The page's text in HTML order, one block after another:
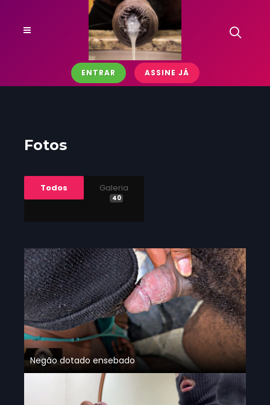
ENTRAR ASSINE JÁ
Fotos
Todos Galeria
40
Negão dotado ensebado